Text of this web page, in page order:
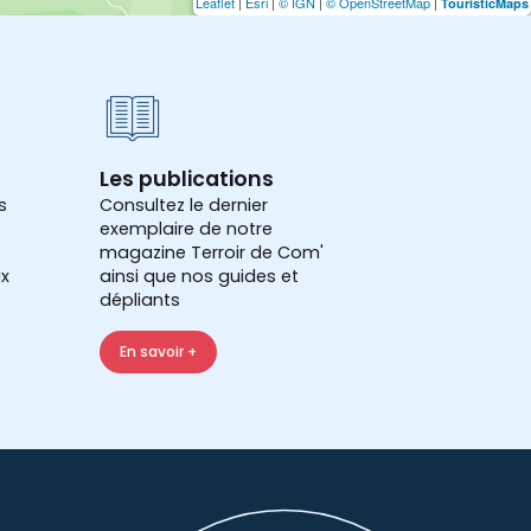
Les publications
Consultez le dernier
exemplaire de notre
magazine Terroir de Com'
ainsi que nos guides et
dépliants
En savoir +